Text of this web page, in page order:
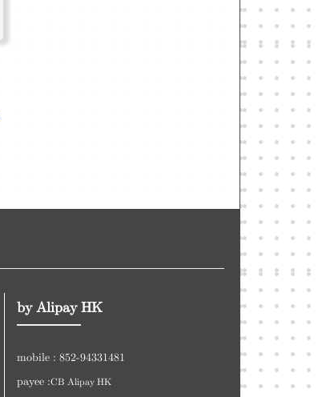
by Alipay HK
mobile : 852-94331481
payee :CB Alipay HK